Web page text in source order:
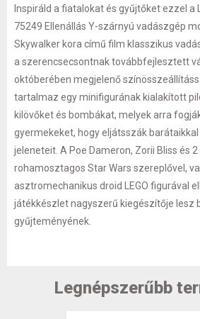
Inspiráld a fiatalokat és gyűjtőket ezzel a
75249 Ellenállás Y-szárnyú vadászgép
Skywalker kora című film klasszikus
a szerencsecsontnak továbbfejlesztett
októberében megjelenő
tartalmaz egy minifigurának kialakított
kilövőket és bombákat, melyek arra
gyermekeket, hogy eljátsszák barátaikkal
jeleneteit. A Poe Dameron, Zorii Bliss és 2
rohamosztagos Star Wars szereplővel,
asztromechanikus droid LEGO figurával
játékkészlet nagyszerű kiegészítője lesz
gyűjteményének.
Legnépszerűbb